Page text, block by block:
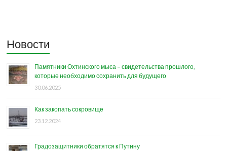
Новости
Памятники Охтинского мыса – свидетельства прошлого,
которые необходимо сохранить для будущего
30.06.2025
Как закопать сокровище
23.12.2024
Градозащитники обратятся к Путину